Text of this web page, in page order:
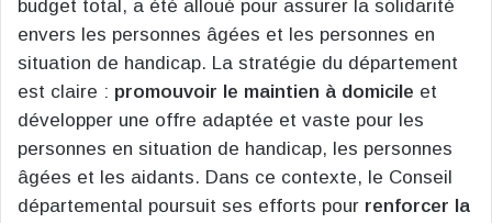
budget total, a été alloué pour assurer la solidarité
envers les personnes âgées et les personnes en
situation de handicap. La stratégie du département
est claire : promouvoir le maintien à domicile et
développer une offre adaptée et vaste pour les
personnes en situation de handicap, les personnes
âgées et les aidants. Dans ce contexte, le Conseil
départemental poursuit ses efforts pour renforcer la